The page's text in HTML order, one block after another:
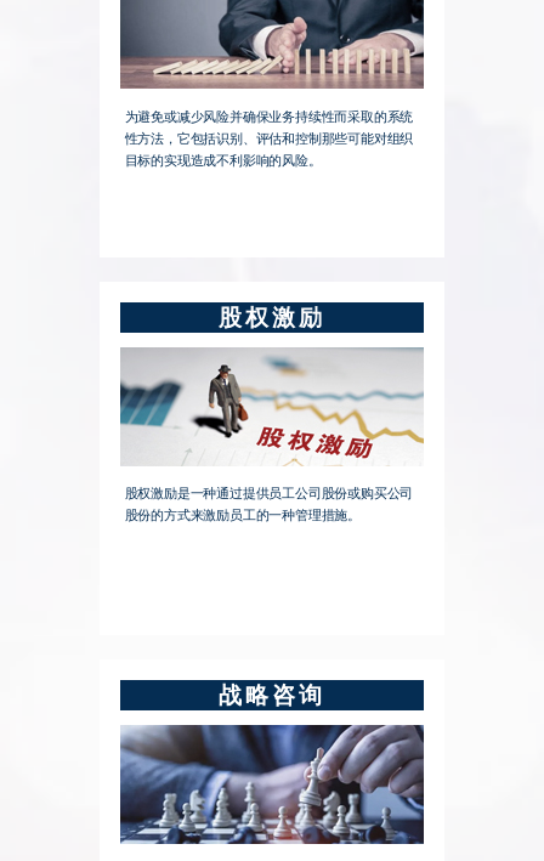
为避免或减少风险并确保业务持续性而采取的系统
性方法，它包括识别、评估和控制那些可能对组织
目标的实现造成不利影响的风险。
股权激励
股权激励是一种通过提供员工公司股份或购买公司
股份的方式来激励员工的一种管理措施。
战略咨询